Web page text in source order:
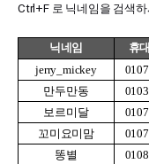
Ctrl+F 로 닉네임을 검색
닉네임 휴
jerry_mickey
만두만동
보르미달
꼬미요미맘
똥별